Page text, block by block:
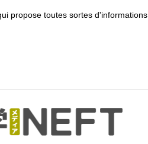
propose toutes sortes